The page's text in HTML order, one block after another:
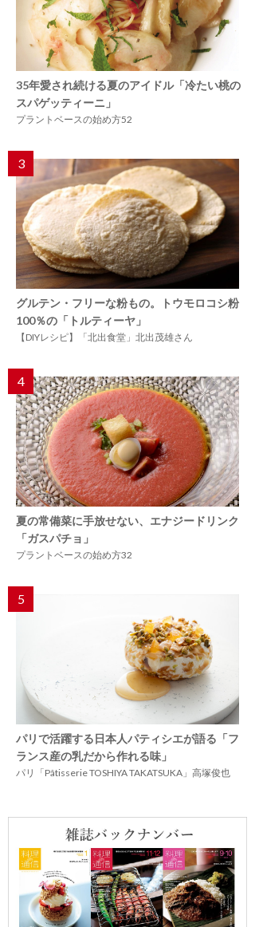
35年愛され続ける夏のアイドル「冷たい桃の
スパゲッティーニ」
プラントベースの始め方52
3
グルテン・フリーな粉もの。トウモロコシ粉
100％の「トルティーヤ」
【DIYレシピ】「北出食堂」北出茂雄さん
4
夏の常備菜に手放せない、エナジードリンク
「ガスパチョ」
プラントベースの始め方32
5
パリで活躍する日本人パティシエが語る「フ
ランス産の乳だから作れる味」
パリ「Pâtisserie TOSHIYA TAKATSUKA」高塚俊也